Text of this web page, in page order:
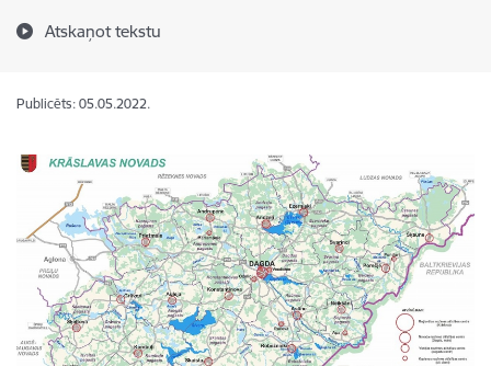
Atskaņot tekstu
Publicēts: 05.05.2022.